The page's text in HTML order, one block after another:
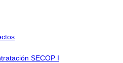
SECOP I